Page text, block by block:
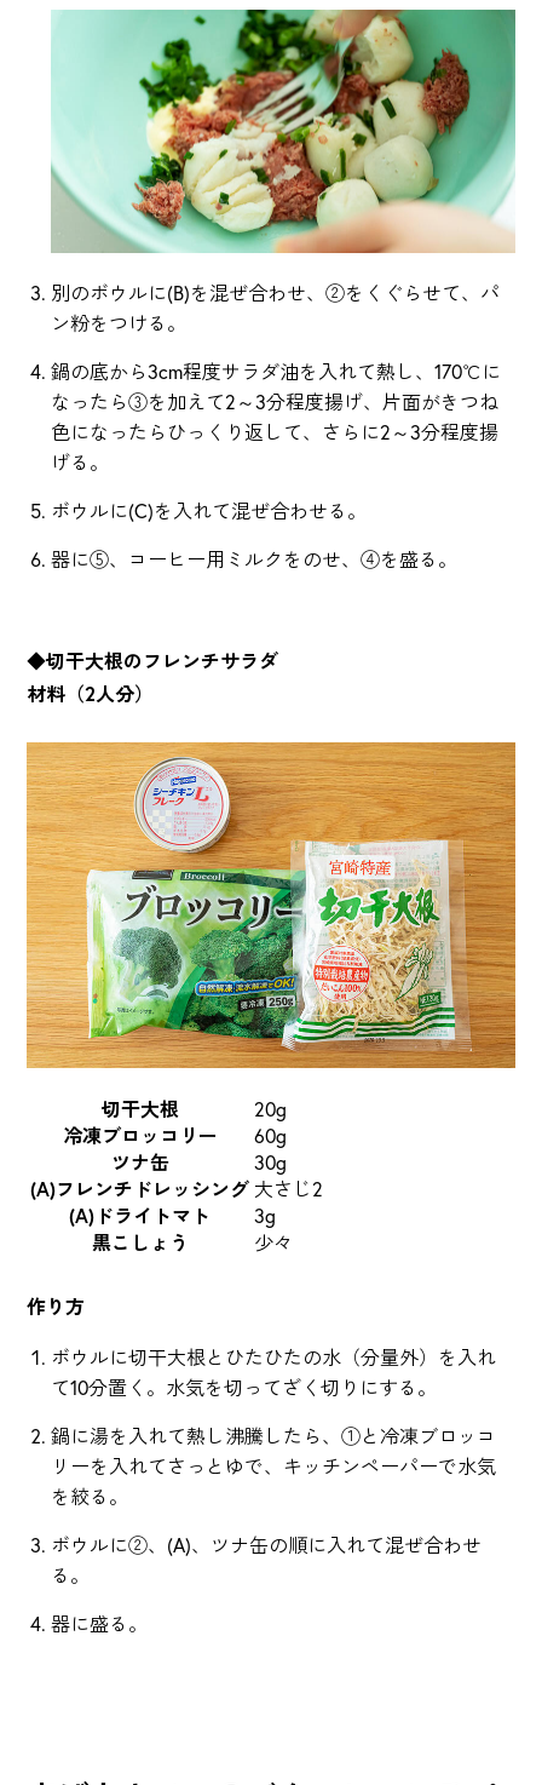
別のボウルに(B)を混ぜ合わせ、②をくぐらせて、パ
ン粉をつける。
鍋の底から3cm程度サラダ油を入れて熱し、170℃に
なったら③を加えて2～3分程度揚げ、片面がきつね
色になったらひっくり返して、さらに2～3分程度揚
げる。
ボウルに(C)を入れて混ぜ合わせる。
器に⑤、コーヒー用ミルクをのせ、④を盛る。
◆切干大根のフレンチサラダ
材料（2人分）
切干大根
20g
冷凍ブロッコリー
60g
ツナ缶
30g
(A)フレンチドレッシング 大さじ2
(A)ドライトマト
3g
黒こしょう
少々
作り方
ボウルに切干大根とひたひたの水（分量外）を入れ
て10分置く。水気を切ってざく切りにする。
鍋に湯を入れて熱し沸騰したら、①と冷凍ブロッコ
リーを入れてさっとゆで、キッチンペーパーで水気
を絞る。
ボウルに②、(A)、ツナ缶の順に入れて混ぜ合わせ
る。
器に盛る。